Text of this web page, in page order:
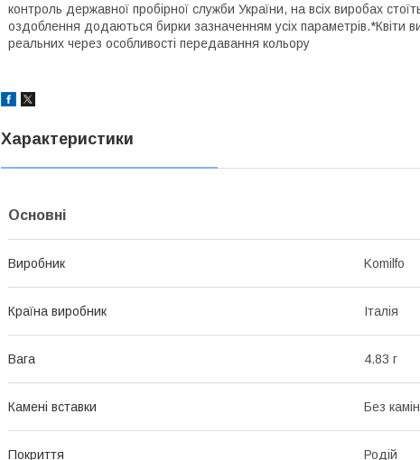
контроль державної пробірної служби України, на всіх виробах
оздоблення додаються бирки зазначенням усіх параметрів.*Квіти
реальних через особливості передавання кольору
Характеристики
Основні
Виробник Komilfo
Країна виробник Італія
Вага 4.83 г
Камені вставки Без
Покриття Родій